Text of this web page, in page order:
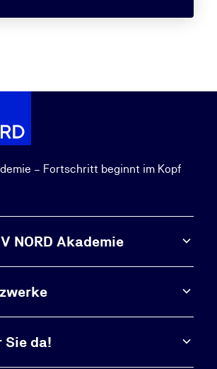
– Fortschritt beginnt im Kopf
NORD Akademie
Sie da!